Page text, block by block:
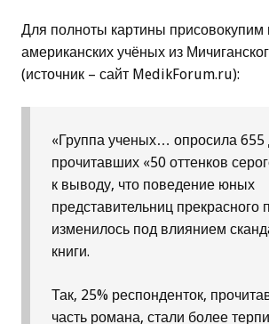
Для полноты картины присовокупим
американских учёных из
(источник – сайт MedikForum.ru):
«Группа ученых… опросила 655
прочитавших «50 оттенков
к выводу, что поведение юных
представительниц прекрасного
изменилось под влиянием
книги.
Так, 25% респонденток,
часть романа, стали более